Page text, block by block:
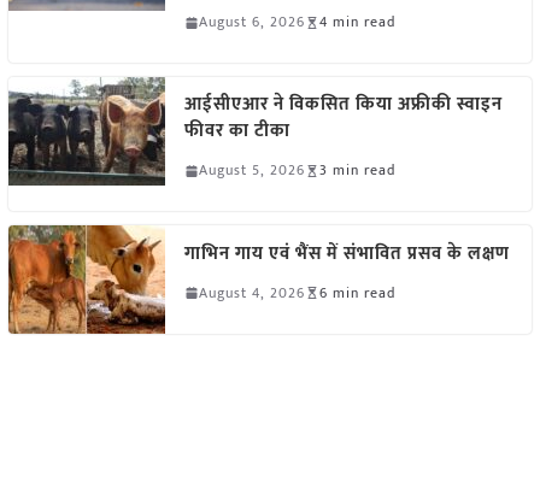
August 6, 2026 4 min read
आईसीएआर ने विकसित किया अफ्रीकी स्वाइन
फीवर का टीका
August 5, 2026 3 min read
गाभिन गाय एवं भैंस में संभावित प्रसव के लक्षण
August 4, 2026 6 min read